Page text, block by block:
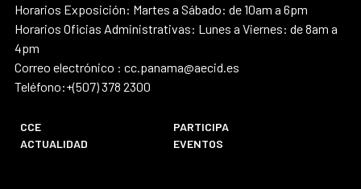
Horarios Exposición: Martes a Sábado: de 10am a 6pm
Horarios Oficias Administrativas: Lunes a Viernes: de 8am a
4pm
Correo electrónico : cc.panama@aecid.es
Teléfono:+(507) 378 2300
CCE
PARTICIPA
ACTUALIDAD
EVENTOS